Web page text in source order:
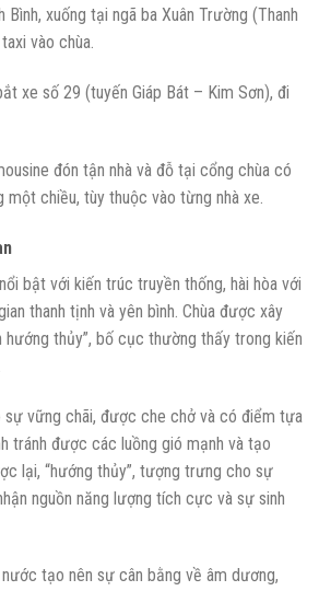
xuống tại ngã ba Xuân Trường (Thanh
vào chùa.
xe số 29 (tuyến Giáp Bát – Kim Sơn), đi
đón tận nhà và đỗ tại cổng chùa có
chiều, tùy thuộc vào từng nhà xe.
bật với kiến trúc truyền thống, hài hòa với
thanh tịnh và yên bình. Chùa được xây
hướng thủy”, bố cục thường thấy trong kiến
sự vững chãi, được che chở và có điểm tựa
tránh được các luồng gió mạnh và tạo
lại, “hướng thủy”, tượng trưng cho sự
nguồn năng lượng tích cực và sự sinh
tạo nên sự cân bằng về âm dương,